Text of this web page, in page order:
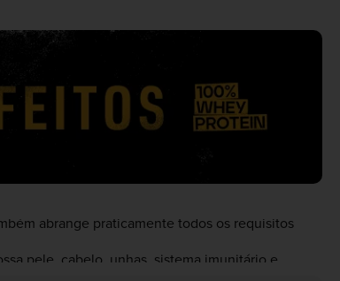
abrange praticamente todos os requisitos
pele, cabelo, unhas, sistema imunitário e